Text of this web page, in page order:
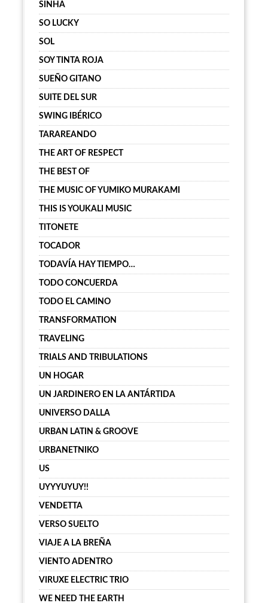
SINHÁ
SO LUCKY
SOL
SOY TINTA ROJA
SUEÑO GITANO
SUITE DEL SUR
SWING IBÉRICO
TARAREANDO
THE ART OF RESPECT
THE BEST OF
THE MUSIC OF YUMIKO MURAKAMI
THIS IS YOUKALI MUSIC
TITONETE
TOCADOR
TODAVÍA HAY TIEMPO…
TODO CONCUERDA
TODO EL CAMINO
TRANSFORMATION
TRAVELING
TRIALS AND TRIBULATIONS
UN HOGAR
UN JARDINERO EN LA ANTÁRTIDA
UNIVERSO DALLA
URBAN LATIN & GROOVE
URBANETNIKO
US
UYYYUYUY!!
VENDETTA
VERSO SUELTO
VIAJE A LA BREÑA
VIENTO ADENTRO
VIRUXE ELECTRIC TRIO
WE NEED THE EARTH